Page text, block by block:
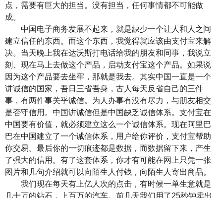
点，需要有巨大的担当。没有担当，任何事情都不可能做
成。
中国电子商务发展不起来，就是缺少一个让人和人之间
建立信任的东西。而这个东西，我觉得就应该由支付宝来解
决。当天晚上我在达沃斯打电话给我的朋友和同事，我说立
刻、现在马上去做这个产品，启动支付宝这个产品。如果说
因为这个产品要去坐牢，那就是我去。其实中国一直是一个
讲诚信的国家，吾日三省吾身，古人每天反省自己的三件
事，有两件事关乎诚信。为人办事有没有尽力，与朋友相交
是否守信用。中国讲诚信但是中国缺乏诚信体系。支付宝在
中国要有价值，就必须建立这么一个诚信体系。现在阿里巴
巴在中国建立了一个诚信体系，用户给你评价，支付宝帮助
你交易。最后你的一切痕迹都是数据，而数据留下来，产生
了强大的信用。有了这套体系，你才有可能在网上只凭一张
图片和几句介绍就可以向陌生人付钱，向陌生人寄出商品。
我们现在每天有上亿人次的点击，有时候一单生意就是
几十万的钻石，上百万的汽车。前几天我们用了25秒钟卖出